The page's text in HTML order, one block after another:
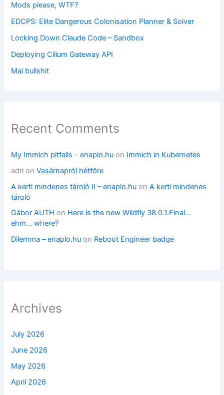
Mods please, WTF?
EDCPS: Elite Dangerous Colonisation Planner & Solver
Locking Down Claude Code – Sandbox
Deploying Cilium Gateway API
Mai bullshit
Recent Comments
My Immich pitfalls – enaplo.hu on Immich in Kubernetes
adri onVasárnapról hétfőre
A kerti mindenes tároló II – enaplo.hu onA kerti mindenes
tároló
Gábor AUTH on Here is the new Wildfly 38.0.1.Final…
ehm… where?
Dilemma – enaplo.hu on Reboot Engineer badge
Archives
July 2026
June 2026
May 2026
April 2026